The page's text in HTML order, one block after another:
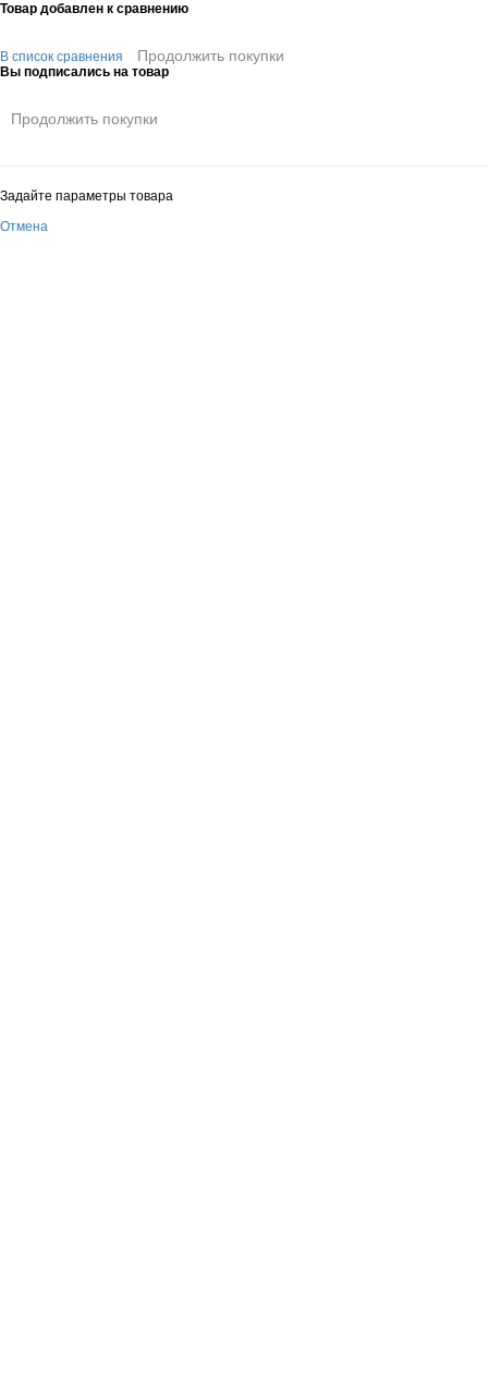
Товар добавлен к сравнению
В список сравнения Продолжить покупки
Вы подписались на товар
Продолжить покупки
Задайте параметры товара
Отмена